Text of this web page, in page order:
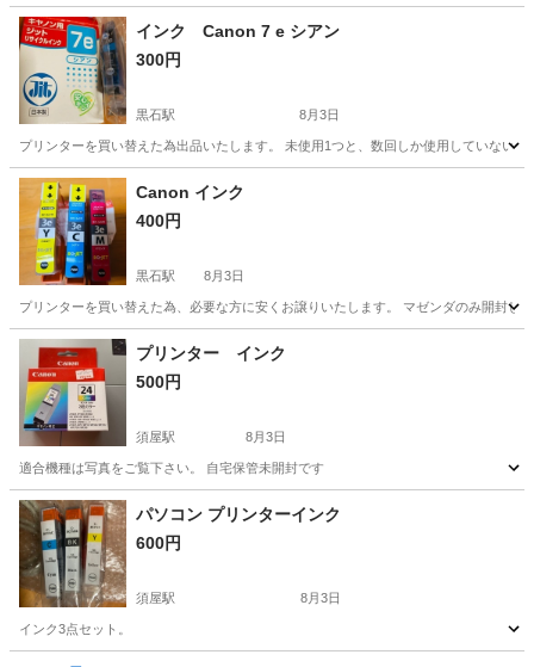
インク Canon 7 e シアン
300円
黒石駅 8月3日
プリンターを買い替えた為出品いたします。 未使用1つと、数回しか使用していない
熊本 合志市 プリンター
Canon インク
400円
黒石駅 8月3日
プリンターを買い替えた為、必要な方に安くお譲りいたします。 マゼンダのみ開封し
熊本 合志市 黒石駅 プリンター
プリンター インク
500円
須屋駅 8月3日
適合機種は写真をご覧下さい。 自宅保管未開封です
熊本 熊本市 須屋駅 プリンター インク
パソコン プリンターインク
600円
須屋駅 8月3日
インク3点セット。